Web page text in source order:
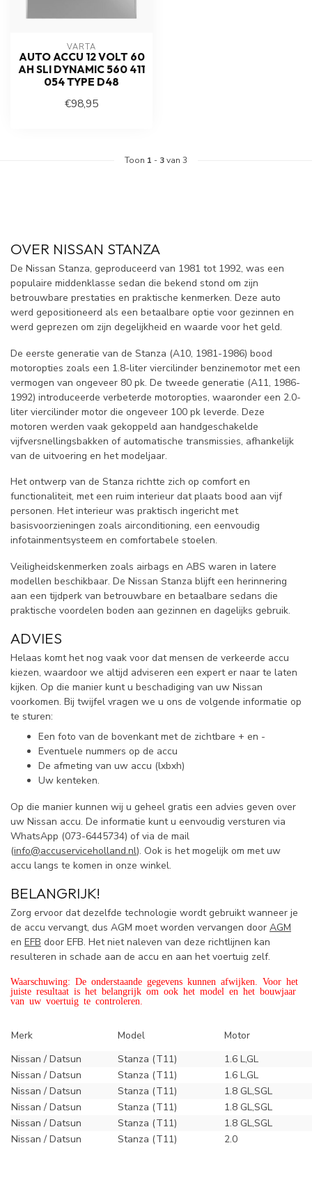
VARTA
AUTO ACCU 12 VOLT 60
AH SLI DYNAMIC 560 411
054 TYPE D48
€98,95
Toon 1 - 3van 3
OVER NISSAN STANZA
De Nissan Stanza, geproduceerd van 1981 tot 1992, was een
populaire middenklasse sedan die bekend stond om zijn
betrouwbare prestaties en praktische kenmerken. Deze auto
werd gepositioneerd als een betaalbare optie voor gezinnen en
werd geprezen om zijn degelijkheid en waarde voor het geld.
De eerste generatie van de Stanza (A10, 1981-1986) bood
motoropties zoals een 1.8-liter viercilinder benzinemotor met een
vermogen van ongeveer 80 pk. De tweede generatie (A11, 1986-
1992) introduceerde verbeterde motoropties, waaronder een 2.0-
liter viercilinder motor die ongeveer 100 pk leverde. Deze
motoren werden vaak gekoppeld aan handgeschakelde
vijfversnellingsbakken of automatische transmissies, afhankelijk
van de uitvoering en het modeljaar.
Het ontwerp van de Stanza richtte zich op comfort en
functionaliteit, met een ruim interieur dat plaats bood aan vijf
personen. Het interieur was praktisch ingericht met
basisvoorzieningen zoals airconditioning, een eenvoudig
infotainmentsysteem en comfortabele stoelen.
Veiligheidskenmerken zoals airbags en ABS waren in latere
modellen beschikbaar. De Nissan Stanza blijft een herinnering
aan een tijdperk van betrouwbare en betaalbare sedans die
praktische voordelen boden aan gezinnen en dagelijks gebruik.
ADVIES
Helaas komt het nog vaak voor dat mensen de verkeerde accu
kiezen, waardoor we altijd adviseren een expert er naar te laten
kijken. Op die manier kunt u beschadiging van uw Nissan
voorkomen. Bij twijfel vragen we u ons de volgende informatie op
te sturen:
Een foto van de bovenkant met de zichtbare + en -
Eventuele nummers op de accu
De afmeting van uw accu (lxbxh)
Uw kenteken.
Op die manier kunnen wij u geheel gratis een advies geven over
uw Nissan accu. De informatie kunt u eenvoudig versturen via
WhatsApp (073-6445734) of via de mail
(info@accuserviceholland.nl). Ook is het mogelijk om met uw
accu langs te komen in onze winkel.
BELANGRIJK!
Zorg ervoor dat dezelfde technologie wordt gebruikt wanneer je
de accu vervangt, dus AGM moet worden vervangen door AGM
en EFB door EFB. Het niet naleven van deze richtlijnen kan
resulteren in schade aan de accu en aan het voertuig zelf.
Waarschuwing: De onderstaande gegevens kunnen afwijken. Voor het
juiste resultaat is het belangrijk om ook het model en het bouwjaar
van uw voertuig te controleren.
Merk Model
Motor
Nissan / Datsun
Stanza (T11)
1.6 L,GL
Nissan / Datsun
Stanza (T11)
1.6 L,GL
Nissan / Datsun
Stanza (T11)
1.8 GL,SGL
Nissan / Datsun
Stanza (T11)
1.8 GL,SGL
Nissan / Datsun
Stanza (T11)
1.8 GL,SGL
Nissan / Datsun
Stanza (T11) 2.0